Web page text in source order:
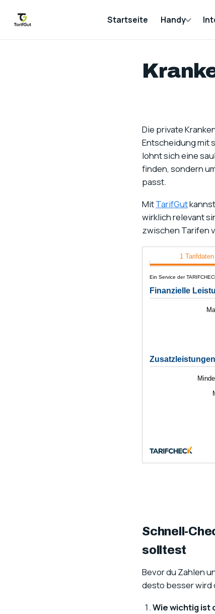
Startseite Handy
Die private
Entscheidung mit
lohnt sich eine
finden, sondern
passt.
MitTarifGut
wirklich relevant
zwischen Tarifen
Schnell-
solltest
Bevor du Zahlen
desto besser wird
Wie wichtig ist